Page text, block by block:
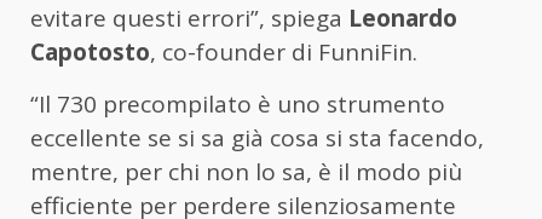
evitare questi errori”, spiega Leonardo
Capotosto, co-founder di FunniFin.
“Il 730 precompilato è uno strumento
eccellente se si sa già cosa si sta facendo,
mentre, per chi non lo sa, è il modo più
efficiente per perdere silenziosamente